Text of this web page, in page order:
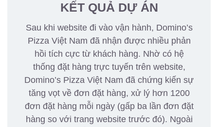
KẾT QUẢ DỰ ÁN
Sau khi website đi vào vận hành, Domino’s
Pizza Việt Nam đã nhận được nhiều phản
hồi tích cực từ khách hàng. Nhờ có hệ
thống đặt hàng trực tuyến trên website,
Domino’s Pizza Việt Nam đã chứng kiến ​​sự
tăng vọt về đơn đặt hàng, xử lý hơn 1200
đơn đặt hàng mỗi ngày (gấp ba lần đơn đặt
hàng so với trang website trước đó). Ngoài